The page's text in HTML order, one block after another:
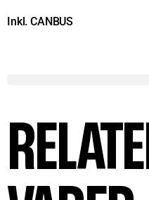
Inkl. CANBUS